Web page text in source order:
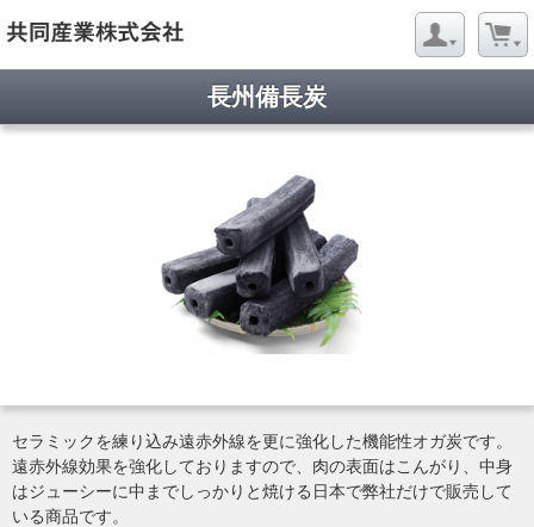
長州備長炭
セラミックを練り込み遠赤外線を更に強化した機能性オガ炭です。
遠赤外線効果を強化しておりますので、肉の表面はこんがり、中身
はジューシーに中までしっかりと焼ける日本で弊社だけで販売して
いる商品です。